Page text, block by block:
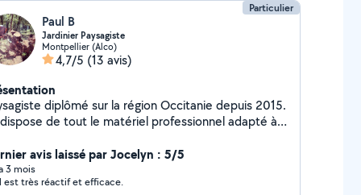
Particulier
Paul B
Jardinier Paysagiste
Montpellier (Alco)
4,7/5 (13 avis)
diplômé sur la région Occitanie depuis 2015.
de tout le matériel professionnel adapté à
végétal. Réactif et à l'écoute de vos
je vous garantis un travail soigné et
pour vos aménagements. (Devis détaillé,
avis laissé par Jocelyn : 5/5
3 mois
est très réactif et efficace.